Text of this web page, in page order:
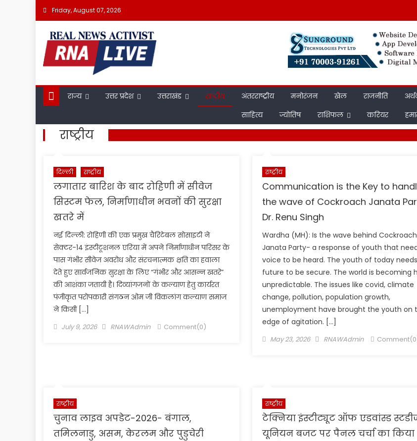
Skip
content
Friday, August 07, 2026
राज्य उत्तर प्रदेश उत्तराखंड राष्ट्रीय अंतरराष्ट्रीय मनोरंजन खेल राजनीति
साहित्य
ज्योतिष राशिफल करियर
राष्ट्रीय
दिल्ली राष्ट्रीय
लगातार बारिश के बाद रोहिणी में सीवेज
सिस्टम फेल, निर्माणाधीन भवनों की सुरक्षा
खतरे में
नई दिल्ली: रोहिणी की एक प्रमुख चैरिटेबल सोसाइटी ने
सेक्टर-14 इंस्टीटूशनल एरिया में अपने निर्माणाधीन परिसर के
पास गंभीर सीवेज अवरोध और संरचनात्मक क्षति का हवाला
देते हुए सार्वजनिक सुरक्षा के लिए “गंभीर और आसन्न खतरे”
की आशंका जतायी है। दिव्यांगजनों के कल्याण हेतु कार्यरत
पंजीकृत परोपकारी संगठन ओम जी विकलांग कल्याण समाज
ने किसी […]
Posted
July 9, 2026 Author
RNAWAdmin Comment(0)
राष्ट्रीय
Communication is the Key to
the wave of Cockroach Janata
Dr. Renu Singh
Wardha (MH): Is the wave behind Cockroach
Janata Party- a response of youth that
voice to be heard. The youth of today
future to be secure. The world is becoming
unpredictable. The issues like covid, climate
change, pollution, population growth,
unemployment have brought the youth on
edge of agitation. […]
Posted
May 23, 2026 Author
RNAWAdmin
राष्ट्रीय
चुनाव लाइव अपडेट-2026- बंगाल,
तमिलनाडु, असम, केरलम और पुडुचेरी
राष्ट्रीय
टेक्निया इंस्टीट्यूट ऑफ एडवांस्ड
यूनियन बजट पर पैनल चर्चा का किया